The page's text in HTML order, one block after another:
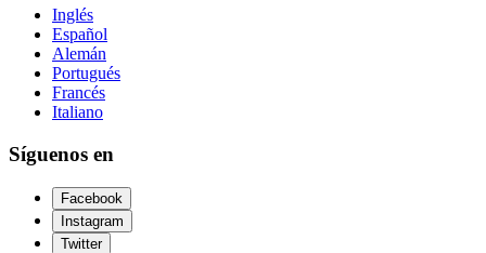
Inglés
Español
Alemán
Portugués
Francés
Italiano
Síguenos en
Facebook
Instagram
Twitter